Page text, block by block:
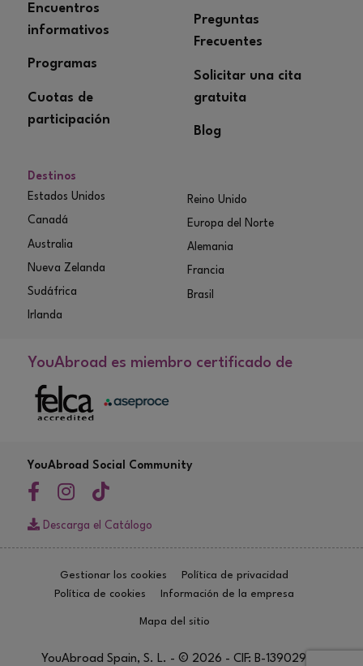
Encuentros
informativos
Programas
Cuotas de
participación
Preguntas
Frecuentes
Solicitar una cita
gratuita
Blog
Destinos
Estados Unidos
Canadá
Australia
Nueva Zelanda
Sudáfrica
Irlanda
Reino Unido
Europa del Norte
Alemania
Francia
Brasil
YouAbroad es miembro certificado de
YouAbroad Social Community
Descarga el Catálogo
Gestionar los cookies
Política de privacidad
Política de cookies
Información de la empresa
Mapa del sitio
YouAbroad Spain, S. L. - © 2026 - CIF: B-13902960